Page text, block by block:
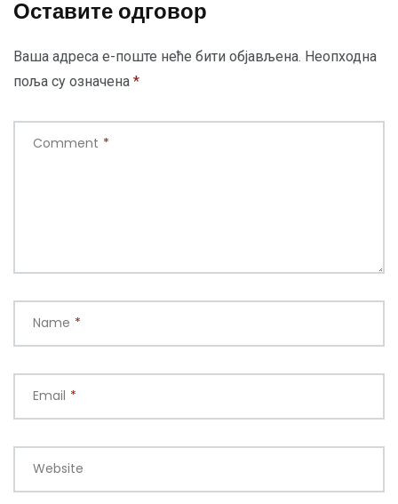
Оставите одговор
Ваша адреса е-поште неће бити објављена. Неопходна
поља су означена *
Comment *
Name *
Email *
Website